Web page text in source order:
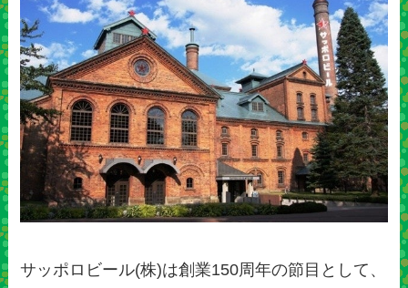
サッポロビール(株)は創業150周年の節目として、